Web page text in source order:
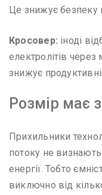
Це знижує безпеку
Кросовер: іноді
електролітів
знижує
Розмір має
Прихильники
потоку не визнають
енергії. Тобто
виключно від